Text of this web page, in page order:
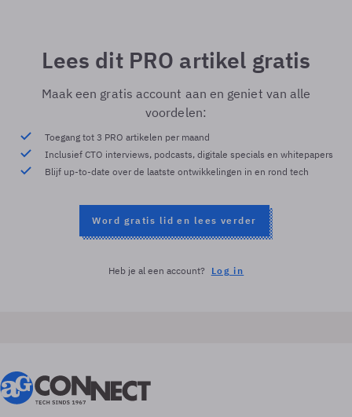
Lees dit PRO artikel gratis
Maak een gratis account aan en geniet van alle
voordelen:
Toegang tot 3 PRO artikelen per maand
Inclusief CTO interviews, podcasts, digitale specials en whitepapers
Blijf up-to-date over de laatste ontwikkelingen in en rond tech
Word gratis lid en lees verder
Heb je al een account? Log in